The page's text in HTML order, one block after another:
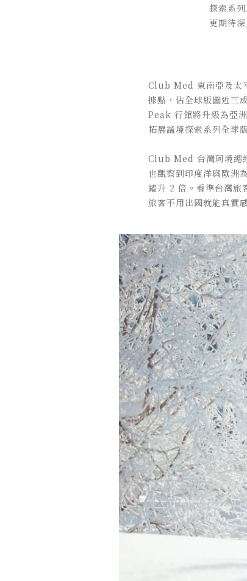
探索系
更期待
Club Med 東南亞及太
據點，佔全球版圖近三
Peak 行館將升級為亞
拓展謐境探索系列全球
Club Med 台灣珂境總
也觀察到印度洋與歐洲
躍升 2 倍。看準台灣旅
旅客不用出國就能真實